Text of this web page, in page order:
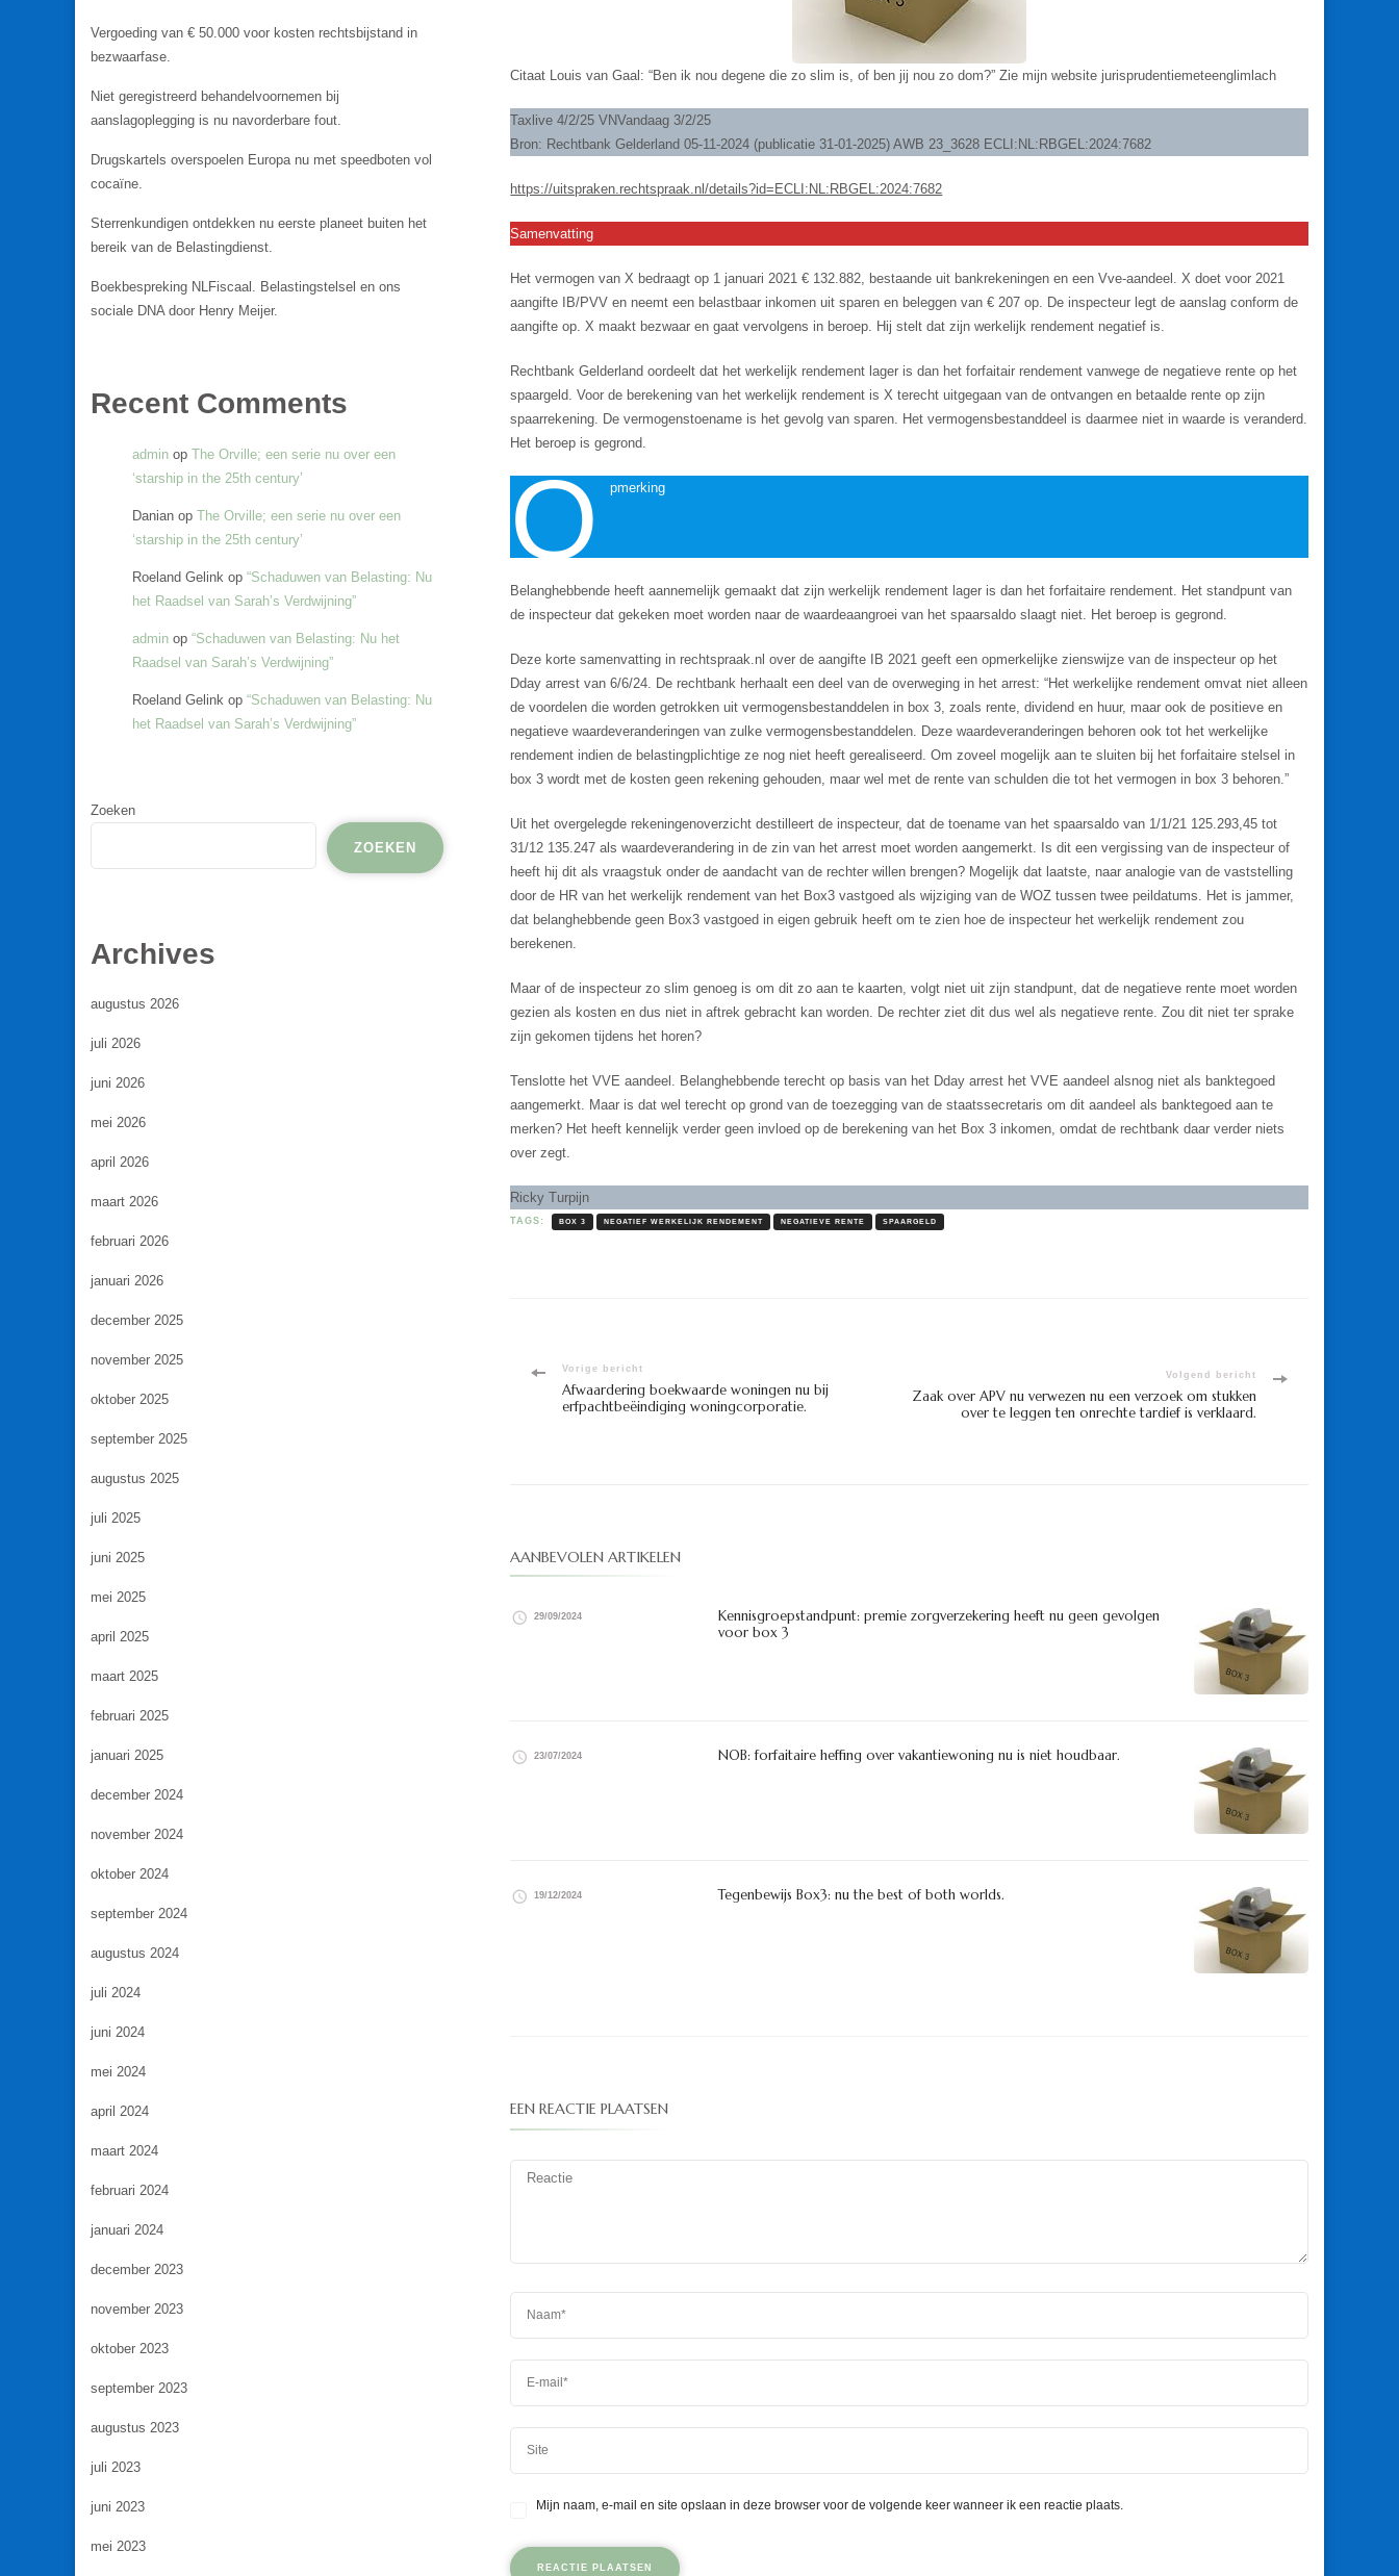
Citaat Louis van Gaal: “Ben ik nou degene die zo slim is, of ben jij nou zo dom?” Zie mijn website jurisprudentiemeteenglimlach
Taxlive 4/2/25 VNVandaag 3/2/25
Bron: Rechtbank Gelderland 05-11-2024 (publicatie 31-01-2025) AWB 23_3628 ECLI:NL:RBGEL:2024:7682
https://uitspraken.rechtspraak.nl/details?id=ECLI:NL:RBGEL:2024:7682
Samenvatting
Het vermogen van X bedraagt op 1 januari 2021 € 132.882, bestaande uit bankrekeningen en een Vve-aandeel. X doet voor 2021
aangifte IB/PVV en neemt een belastbaar inkomen uit sparen en beleggen van € 207 op. De inspecteur legt de aanslag conform de
aangifte op. X maakt bezwaar en gaat vervolgens in beroep. Hij stelt dat zijn werkelijk rendement negatief is.
Rechtbank Gelderland oordeelt dat het werkelijk rendement lager is dan het forfaitair rendement vanwege de negatieve rente op het
spaargeld. Voor de berekening van het werkelijk rendement is X terecht uitgegaan van de ontvangen en betaalde rente op zijn
spaarrekening. De vermogenstoename is het gevolg van sparen. Het vermogensbestanddeel is daarmee niet in waarde is veranderd.
Het beroep is gegrond.
O pmerking
Belanghebbende heeft aannemelijk gemaakt dat zijn werkelijk rendement lager is dan het forfaitaire rendement. Het standpunt van
de inspecteur dat gekeken moet worden naar de waardeaangroei van het spaarsaldo slaagt niet. Het beroep is gegrond.
Deze korte samenvatting in rechtspraak.nl over de aangifte IB 2021 geeft een opmerkelijke zienswijze van de inspecteur op het
Dday arrest van 6/6/24. De rechtbank herhaalt een deel van de overweging in het arrest: “Het werkelijke rendement omvat niet alleen
de voordelen die worden getrokken uit vermogensbestanddelen in box 3, zoals rente, dividend en huur, maar ook de positieve en
negatieve waardeveranderingen van zulke vermogensbestanddelen. Deze waardeveranderingen behoren ook tot het werkelijke
rendement indien de belastingplichtige ze nog niet heeft gerealiseerd. Om zoveel mogelijk aan te sluiten bij het forfaitaire stelsel in
box 3 wordt met de kosten geen rekening gehouden, maar wel met de rente van schulden die tot het vermogen in box 3 behoren.”
Uit het overgelegde rekeningenoverzicht destilleert de inspecteur, dat de toename van het spaarsaldo van 1/1/21 125.293,45 tot
31/12 135.247 als waardeverandering in de zin van het arrest moet worden aangemerkt. Is dit een vergissing van de inspecteur of
heeft hij dit als vraagstuk onder de aandacht van de rechter willen brengen? Mogelijk dat laatste, naar analogie van de vaststelling
door de HR van het werkelijk rendement van het Box3 vastgoed als wijziging van de WOZ tussen twee peildatums. Het is jammer,
dat belanghebbende geen Box3 vastgoed in eigen gebruik heeft om te zien hoe de inspecteur het werkelijk rendement zou
berekenen.
Maar of de inspecteur zo slim genoeg is om dit zo aan te kaarten, volgt niet uit zijn standpunt, dat de negatieve rente moet worden
gezien als kosten en dus niet in aftrek gebracht kan worden. De rechter ziet dit dus wel als negatieve rente. Zou dit niet ter sprake
zijn gekomen tijdens het horen?
Tenslotte het VVE aandeel. Belanghebbende terecht op basis van het Dday arrest het VVE aandeel alsnog niet als banktegoed
aangemerkt. Maar is dat wel terecht op grond van de toezegging van de staatssecretaris om dit aandeel als banktegoed aan te
merken? Het heeft kennelijk verder geen invloed op de berekening van het Box 3 inkomen, omdat de rechtbank daar verder niets
over zegt.
Ricky Turpijn
TAGS: BOX 3 NEGATIEF WERKELIJK RENDEMENT NEGATIEVE RENTE SPAARGELD
Bericht
navigatie
Vorige bericht
Afwaardering boekwaarde woningen nu bij
erfpachtbeëindiging woningcorporatie.
Volgend bericht
Zaak over APV nu verwezen nu een verzoek om stukken
over te leggen ten onrechte tardief is verklaard.
AANBEVOLEN ARTIKELEN
29/09/2024
Kennisgroepstandpunt: premie zorgverzekering heeft nu geen gevolgen
voor box 3
23/07/2024 NOB: forfaitaire heffing over vakantiewoning nu is niet houdbaar.
19/12/2024 Tegenbewijs Box3: nu the best of both worlds.
EEN REACTIE PLAATSEN
Mijn naam, e-mail en site opslaan in deze browser voor de volgende keer wanneer ik een reactie plaats.
Vergoeding van € 50.000 voor kosten rechtsbijstand in
bezwaarfase.
Niet geregistreerd behandelvoornemen bij
aanslagoplegging is nu navorderbare fout.
Drugskartels overspoelen Europa nu met speedboten vol
cocaïne.
Sterrenkundigen ontdekken nu eerste planeet buiten het
bereik van de Belastingdienst.
Boekbespreking NLFiscaal. Belastingstelsel en ons
sociale DNA door Henry Meijer.
Recent Comments
admin op The Orville; een serie nu over een
‘starship in the 25th century’
Danian op The Orville; een serie nu over een
‘starship in the 25th century’
Roeland Gelink op “Schaduwen van Belasting: Nu
het Raadsel van Sarah’s Verdwijning”
admin op “Schaduwen van Belasting: Nu het
Raadsel van Sarah’s Verdwijning”
Roeland Gelink op “Schaduwen van Belasting: Nu
het Raadsel van Sarah’s Verdwijning”
Zoeken
ZOEKEN
Archives
augustus 2026
juli 2026
juni 2026
mei 2026
april 2026
maart 2026
februari 2026
januari 2026
december 2025
november 2025
oktober 2025
september 2025
augustus 2025
juli 2025
juni 2025
mei 2025
april 2025
maart 2025
februari 2025
januari 2025
december 2024
november 2024
oktober 2024
september 2024
augustus 2024
juli 2024
juni 2024
mei 2024
april 2024
maart 2024
februari 2024
januari 2024
december 2023
november 2023
oktober 2023
september 2023
augustus 2023
juli 2023
juni 2023
mei 2023